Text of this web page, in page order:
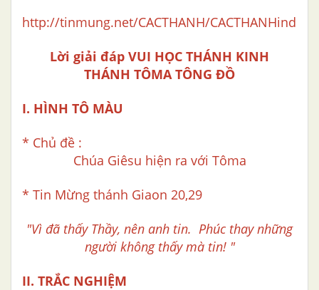
http://tinmung.net/CACTHANH/
Lời giải đáp VUI HỌC THÁNH KINH
THÁNH TÔMA TÔNG ĐỒ
I. HÌNH TÔ MÀU
* Chủ đề :
Chúa Giêsu hiện ra với Tôma
* Tin Mừng thánh Giaon 20,29
"Vì đã thấy Thầy, nên anh tin. Phúc thay những
người không thấy mà tin! "
II. TRẮC NGHIỆM